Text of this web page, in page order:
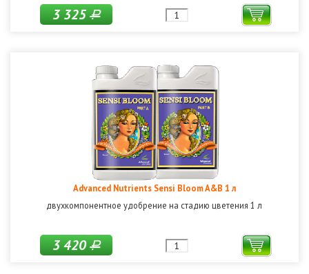
3 325Р
Advanced Nutrients Sensi Bloom A&B 1 л
двухкомпонентное удобрение на стадию цветения 1 л
3 420Р